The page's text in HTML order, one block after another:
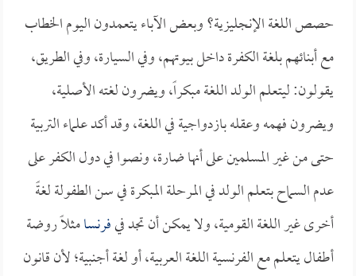
حصص اللغة الإنجليزية؟ وبعض الآباء يتعمدون اليوم الخطاب
مع أبنائهم بلغة الكفرة داخل بيوتهم، وفي السيارة، وفي الطريق،
يقولون: ليتعلم الولد اللغة مبكراً، ويضرون لغته الأصلية،
ويضرون فهمه وعقله بازدواجية في اللغة، وقد أكد علماء التربية
حتى من غير المسلمين على أنها ضارة، ونصوا في دول الكفر على
عدم السماح بتعلم الولد في المرحلة المبكرة في سن الطفولة لغةً
أخرى غير اللغة القومية، ولا يمكن أن تجد فيفرنسامثلاً روضة
أطفال يتعلم مع الفرنسية اللغة العربية، أو لغة أجنبية؛ لأن قانون